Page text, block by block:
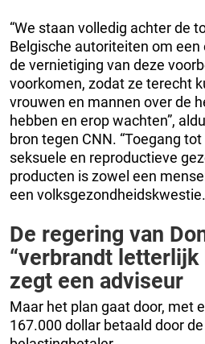
“We staan volledig achter de
Belgische autoriteiten om
de vernietiging van deze
voorkomen, zodat ze terecht
vrouwen en mannen over de
hebben en erop wachten”,
bron tegen CNN. “Toegang
seksuele en reproductieve
producten is zowel een
een
De regering van
“verbrandt letterlijk
zegt een adviseur
Maar het plan gaat door, met
167.000 dollar betaald door